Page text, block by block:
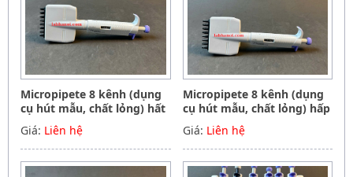
Micropipete 8 kênh (dụng
cụ hút mẫu, chất lỏng) hất
tiệt trùng 50-300ul, Hãng
Phoenix instrument
Germany
Giá: Liên hệ
Micropipete 8 kênh (dụng
cụ hút mẫu, chất lỏng) hấp
tiệt trùng 5-50ul, Hãng
Phoenix instrument
Germany
Giá: Liên hệ